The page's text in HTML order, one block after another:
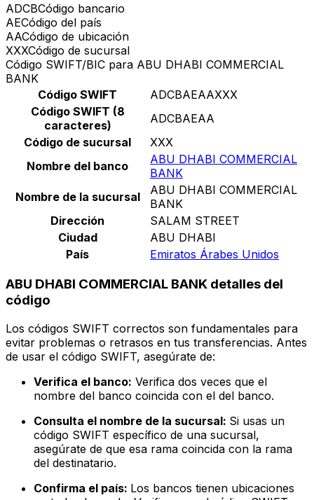
ADCBCódigo bancario
AECódigo del país
AACódigo de ubicación
XXXCódigo de sucursal
Código SWIFT/BIC para ABU DHABI COMMERCIAL
BANK
Código SWIFT
ADCBAEAAXXX
Código SWIFT (8
caracteres)
ADCBAEAA
Código de sucursal
XXX
Nombre del banco
ABU DHABI COMMERCIAL
BANK
Nombre de la sucursal
ABU DHABI COMMERCIAL
BANK
Dirección
SALAM STREET
Ciudad
ABU DHABI
País
Emiratos Árabes Unidos
ABU DHABI COMMERCIAL BANK detalles del
código
Los códigos SWIFT correctos son fundamentales para
evitar problemas o retrasos en tus transferencias. Antes
de usar el código SWIFT, asegúrate de:
Verifica el banco: Verifica dos veces que el
nombre del banco coincida con el del banco.
Consulta el nombre de la sucursal: Si usas un
código SWIFT específico de una sucursal,
asegúrate de que esa rama coincida con la rama
del destinatario.
Confirma el país: Los bancos tienen ubicaciones